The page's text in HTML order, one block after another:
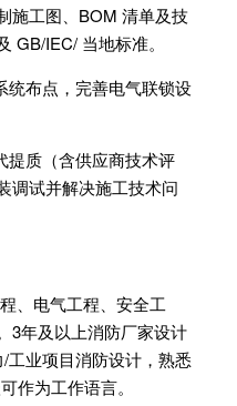
施工图、BOM 清单及技
GB/IEC/ 当地标准。
统布点，完善电气联锁设
提质（含供应商技术评
调试并解决施工技术问
、电气工程、安全工
3年及以上消防厂家设计
工业项目消防设计，熟悉
作为工作语言。